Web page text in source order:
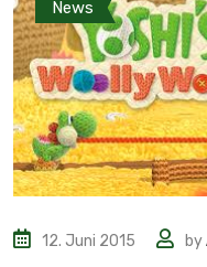
News
12. Juni 2015 by